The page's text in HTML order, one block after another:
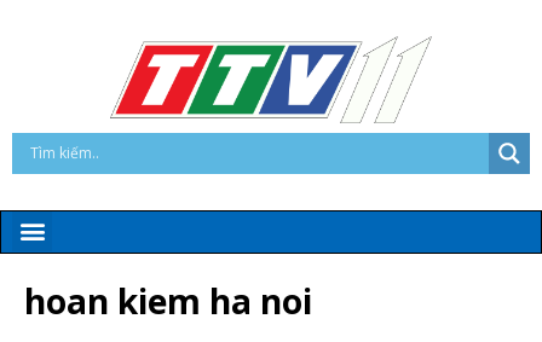
hoan kiem ha noi